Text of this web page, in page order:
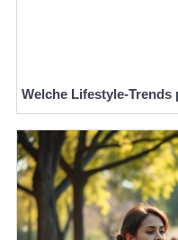
Welche Lifestyle-Trends